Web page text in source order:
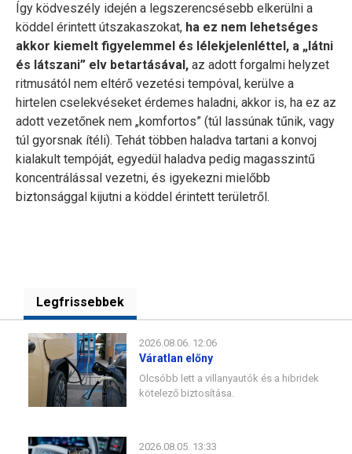
Így ködveszély idején a legszerencsésebb elkerülni a
köddel érintett útszakaszokat, ha ez nem lehetséges
akkor kiemelt figyelemmel és lélekjelenléttel, a „látni
és látszani” elv betartásával, az adott forgalmi helyzet
ritmusától nem eltérő vezetési tempóval, kerülve a
hirtelen cselekvéseket érdemes haladni, akkor is, ha ez az
adott vezetőnek nem „komfortos” (túl lassúnak tűnik, vagy
túl gyorsnak ítéli). Tehát többen haladva tartani a konvoj
kialakult tempóját, egyedül haladva pedig magasszintű
koncentrálással vezetni, és igyekezni mielőbb
biztonsággal kijutni a köddel érintett területről.
Legfrissebbek
2026.08.06. 12:06
Váratlan előny
Olcsóbb lett a villanyautók és a hibridek
kötelező biztosítása.
2026.08.05. 13:33